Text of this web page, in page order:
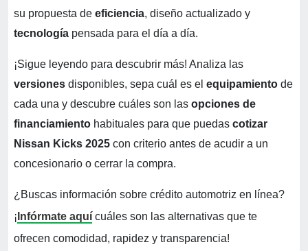
su propuesta de eficiencia, diseño actualizado y
tecnología pensada para el día a día.
¡Sigue leyendo para descubrir más! Analiza las
versiones disponibles, sepa cuál es el equipamiento de
cada una y descubre cuáles son las opciones de
financiamiento habituales para que puedas cotizar
Nissan Kicks 2025 con criterio antes de acudir a un
concesionario o cerrar la compra.
¿Buscas información sobre crédito automotriz en línea?
¡ Infórmate aquí cuáles son las alternativas que te
ofrecen comodidad, rapidez y transparencia!